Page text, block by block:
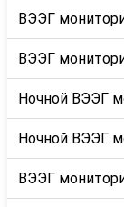
ВЭЭГ
ВЭЭГ
Ночной ВЭЭГ
Ночной ВЭЭГ
ВЭЭГ